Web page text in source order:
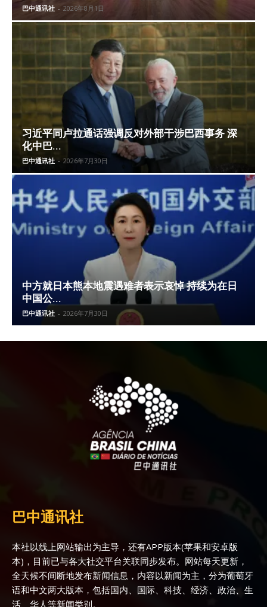
巴中通讯社 - 2026年8月1日
习近平同卢拉通话强调反对外部干涉巴西事务 深
化中巴...
巴中通讯社 - 2026年7月30日
中方就日本熊本地震遇难者表示哀悼 持续为在日
中国公...
巴中通讯社 - 2026年7月30日
巴中通讯社
本社以线上网站输出为主导，还有APP版本(苹果和安卓版
本)，目前已与各大社交平台关联同步发布。网站每天更新，
全天候不间断地发布新闻信息，内容以新闻为主，分为葡萄牙
语和中文两大版本，包括国内、国际、科技、经济、政治、生
活、华人等新闻类别。